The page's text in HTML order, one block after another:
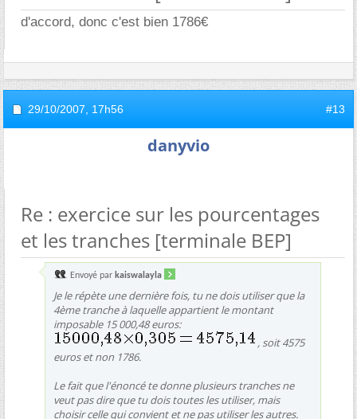
d'accord, donc c'est bien 1786
29/10/2007, 17h56 #13
danyvio
Re : exercice sur les pourcentages
et les tranches [terminale BEP]
Envoyé par kaiswalayla
Je le répète une dernière fois, tu ne dois utiliser que la
4ème tranche à laquelle appartient le montant
imposable 15 000,48 euros:
, soit 4575
euros et non 1786.
Le fait que l'énoncé te donne plusieurs tranches ne
veut pas dire que tu dois toutes les utiliser, mais
choisir celle qui convient et ne pas utiliser les autres.